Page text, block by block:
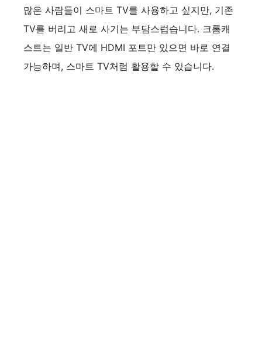
많은 사람들이 스마트 TV를 사용하고 싶지만, 기존
TV를 버리고 새로 사기는 부담스럽습니다. 크롬캐
스트는 일반 TV에 HDMI 포트만 있으면 바로 연결
가능하며, 스마트 TV처럼 활용할 수 있습니다.